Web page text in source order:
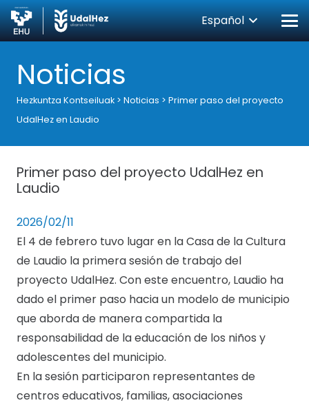
Español
Noticias
Hezkuntza Kontseiluak > Noticias > Primer paso del proyecto
UdalHez en Laudio
Primer paso del proyecto UdalHez en
Laudio
2026/02/11
El 4 de febrero tuvo lugar en la Casa de la Cultura
de Laudio la primera sesión de trabajo del
proyecto UdalHez. Con este encuentro, Laudio ha
dado el primer paso hacia un modelo de municipio
que aborda de manera compartida la
responsabilidad de la educación de los niños y
adolescentes del municipio.
En la sesión participaron representantes de
centros educativos, familias, asociaciones